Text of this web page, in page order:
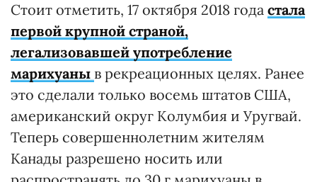
Стоит отметить, 17 октября 2018 года стала
первой крупной страной,
легализовавшей употребление
марихуаны в рекреационных целях. Ранее
это сделали только восемь штатов США,
американский округ Колумбия и Уругвай.
Теперь совершеннолетним жителям
Канады разрешено носить или